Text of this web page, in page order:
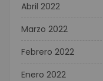
Abril 2022
Marzo 2022
Febrero 2022
Enero 2022